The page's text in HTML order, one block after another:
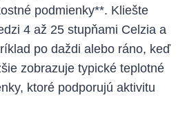
⁣podmienky**. Kliešte
4 až 25 stupňami Celzia​ a
po daždi‌ alebo ráno, ⁣keď
zobrazuje typické teplotné
ktoré podporujú aktivitu